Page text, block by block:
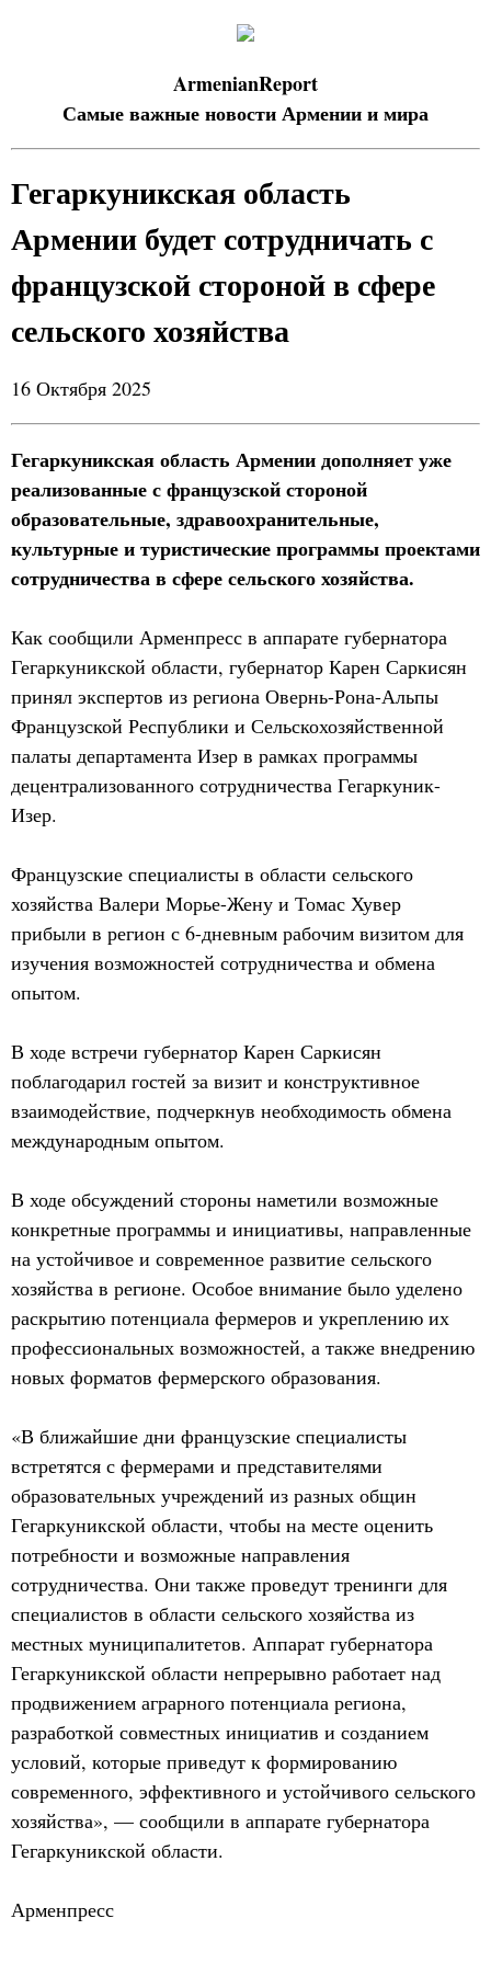
ArmenianReport
Самые важные новости Армении и мира
Гегаркуникская область
Армении будет сотрудничать с
французской стороной в сфере
сельского хозяйства
16 Октября 2025
Гегаркуникская область Армении дополняет уже
реализованные с французской стороной
образовательные, здравоохранительные,
культурные и туристические программы проектами
сотрудничества в сфере сельского хозяйства.
Как сообщили Арменпресс в аппарате губернатора
Гегаркуникской области, губернатор Карен Саркисян
принял экспертов из региона Овернь-Рона-Альпы
Французской Республики и Сельскохозяйственной
палаты департамента Изер в рамках программы
децентрализованного сотрудничества Гегаркуник-
Изер.
Французские специалисты в области сельского
хозяйства Валери Морье-Жену и Томас Хувер
прибыли в регион с 6-дневным рабочим визитом для
изучения возможностей сотрудничества и обмена
опытом.
В ходе встречи губернатор Карен Саркисян
поблагодарил гостей за визит и конструктивное
взаимодействие, подчеркнув необходимость обмена
международным опытом.
В ходе обсуждений стороны наметили возможные
конкретные программы и инициативы, направленные
на устойчивое и современное развитие сельского
хозяйства в регионе. Особое внимание было уделено
раскрытию потенциала фермеров и укреплению их
профессиональных возможностей, а также внедрению
новых форматов фермерского образования.
«В ближайшие дни французские специалисты
встретятся с фермерами и представителями
образовательных учреждений из разных общин
Гегаркуникской области, чтобы на месте оценить
потребности и возможные направления
сотрудничества. Они также проведут тренинги для
специалистов в области сельского хозяйства из
местных муниципалитетов. Аппарат губернатора
Гегаркуникской области непрерывно работает над
продвижением аграрного потенциала региона,
разработкой совместных инициатив и созданием
условий, которые приведут к формированию
современного, эффективного и устойчивого сельского
хозяйства», — сообщили в аппарате губернатора
Гегаркуникской области.
Арменпресс